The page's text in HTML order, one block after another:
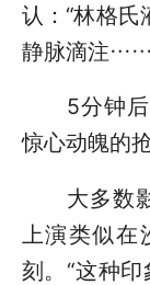
认：“林格
静脉滴注
5分钟后
惊心动魄的
大多数影
上演类似
刻。“这种